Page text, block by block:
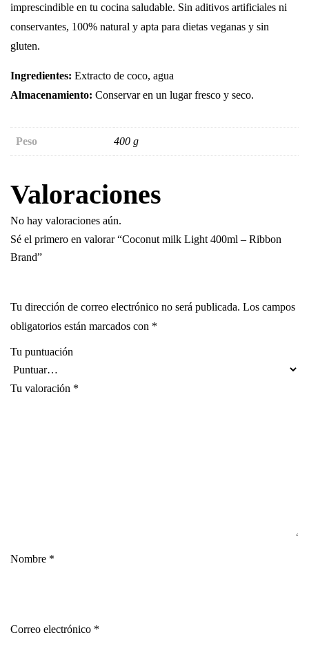
imprescindible en tu cocina saludable. Sin aditivos artificiales ni
conservantes, 100% natural y apta para dietas veganas y sin
gluten.
Ingredientes: Extracto de coco, agua
Almacenamiento: Conservar en un lugar fresco y seco.
Peso 400 g
Valoraciones
No hay valoraciones aún.
Sé el primero en valorar “Coconut milk Light 400ml – Ribbon
Brand”
Tu dirección de correo electrónico no será publicada. Los campos
obligatorios están marcados con *
Tu puntuación
Tu valoración *
Nombre *
Correo electrónico *